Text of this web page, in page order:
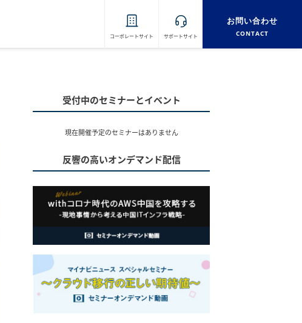
コーポレートサイト サポートサイト
お問い合わせ
CONTACT
受付中のセミナーとイベント
現在開催予定のセミナーはありません
反響の高いオンデマンド配信